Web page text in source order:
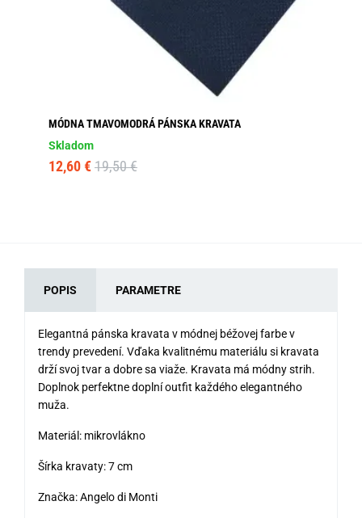
MÓDNA TMAVOMODRÁ PÁNSKA KRAVATA
Skladom
12,60 € 19,50 €
POPIS PARAMETRE
Elegantná pánska kravata v módnej béžovej farbe v
trendy prevedení. Vďaka kvalitnému materiálu si kravata
drží svoj tvar a dobre sa viaže. Kravata má módny strih.
Doplnok perfektne doplní outfit každého elegantného
muža.
Materiál: mikrovlákno
Šírka kravaty: 7 cm
Značka: Angelo di Monti